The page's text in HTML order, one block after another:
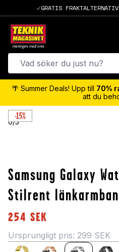
GRATIS FRAKTALTERNATIV
🌴 Summer Deals! Upp till 70%
att du
-15%
0/3
Samsung Galaxy
Stilrent
254 SEK
Ursprungligt pris: 299 SEK